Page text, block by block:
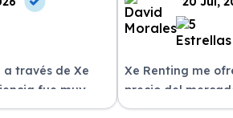
a través de Xe
fue muy
¡los
Xe Renting me
precio del
sin sorpresas.